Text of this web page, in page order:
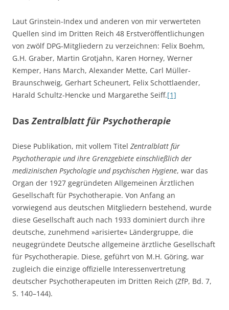
Laut Grinstein-Index und anderen von mir verwerteten
Quellen sind im Dritten Reich 48 Erstveröffentlichungen
von zwölf DPG-Mitgliedern zu verzeichnen: Felix Boehm,
G.H. Graber, Martin Grotjahn, Karen Horney, Werner
Kemper, Hans March, Alexander Mette, Carl Müller-
Braunschweig, Gerhart Scheunert, Felix Schottlaender,
Harald Schultz-Hencke und Margarethe Seiff.[1]
DasZentralblatt für Psychotherapie
Diese Publikation, mit vollem Titel Zentralblatt für
Psychotherapie und ihre Grenzgebiete einschließlich der
medizinischen Psychologie und psychischen Hygiene, war das
Organ der 1927 gegründeten Allgemeinen Ärztlichen
Gesellschaft für Psychotherapie. Von Anfang an
vorwiegend aus deutschen Mitgliedern bestehend, wurde
diese Gesellschaft auch nach 1933 dominiert durch ihre
deutsche, zunehmend »arisierte« Ländergruppe, die
neugegründete Deutsche allgemeine ärztliche Gesellschaft
für Psychotherapie. Diese, geführt von M.H. Göring, war
zugleich die einzige offizielle Interessenvertretung
deutscher Psychotherapeuten im Dritten Reich (ZfP, Bd. 7,
S. 140–144).